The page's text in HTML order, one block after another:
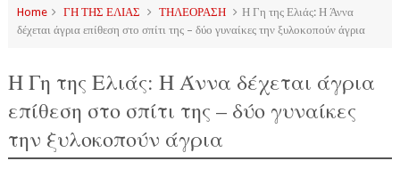
Home ΓΗ ΤΗΣ ΕΛΙΑΣ ΤΗΛΕΟΡΑΣΗ
Η Γη της Ελιάς: Η Άννα
δέχεται άγρια επίθεση στο σπίτι της – δύο γυναίκες την ξυλοκοπούν άγρια
Η Γη της Ελιάς: Η Άννα δέχεται άγρια
επίθεση στο σπίτι της – δύο γυναίκες
την ξυλοκοπούν άγρια